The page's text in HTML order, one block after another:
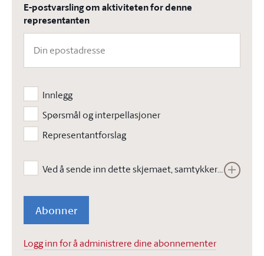
E-postvarsling om aktiviteten for denne
representanten
Innlegg
Spørsmål og interpellasjoner
Representantforslag
Ved å sende inn dette skjemaet, samtykker jeg i at Stortinget kan lagre opplysningene jeg har gitt i skjemaet. Opplysningene vil ikke bli brukt til annet enn å kunne gjennomføre den bestilte tjenesten. Les vår
Abonner
Logg inn for å administrere dine abonnementer